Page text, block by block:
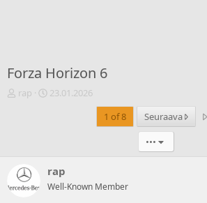
Forza Horizon 6
V
k
e
t
rap
A
s
ä
23.01.2026
1 of 8
Seuraava
•••
rap
Well-Known Member